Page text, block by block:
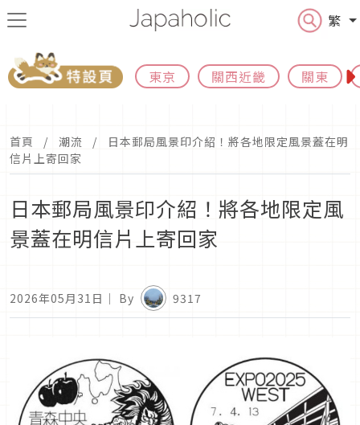
繁
東京 關西近畿 關東
首頁 潮流
日本郵局風景印介紹！將各地限定風景蓋在明
信片上寄回家
日本郵局風景印介紹！將各地限定風
景蓋在明信片上寄回家
2026年05月31日 ｜ By 9317